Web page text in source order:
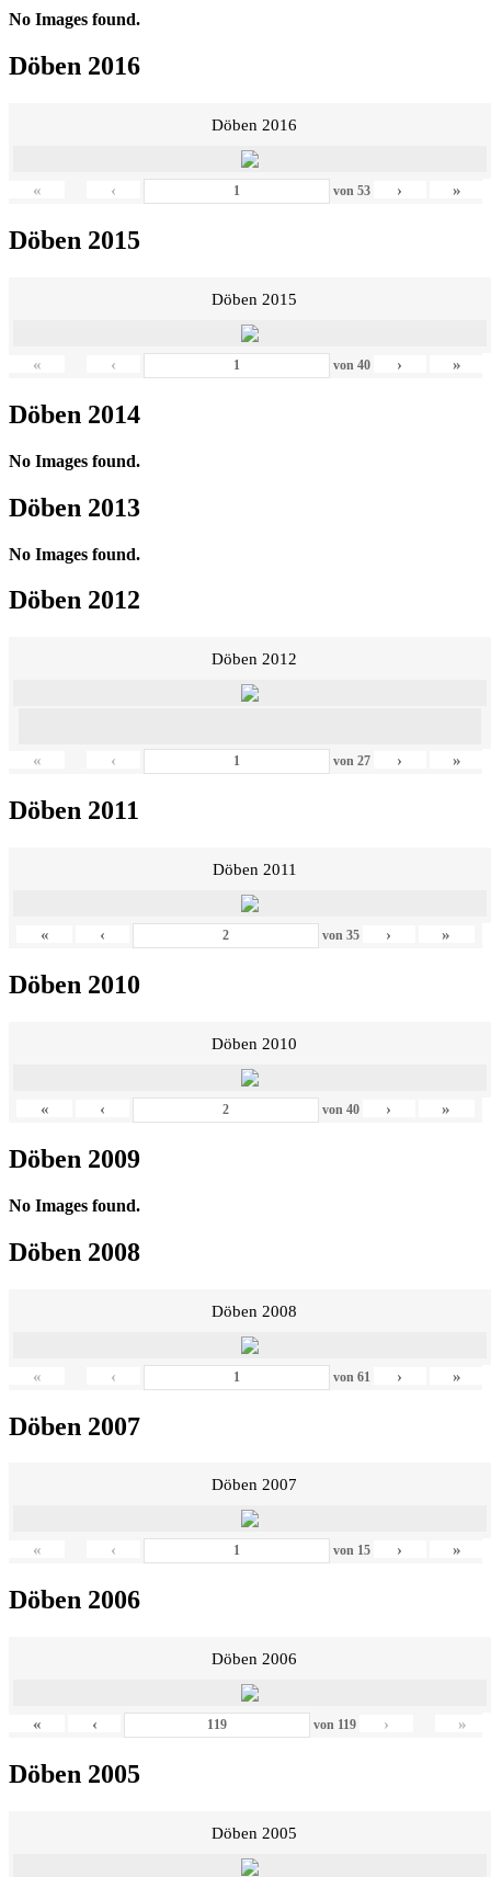
No Images found.
Döben 2016
Döben 2016
« ‹ von 53 › »
Döben 2015
Döben 2015
« ‹ von 40 › »
Döben 2014
No Images found.
Döben 2013
No Images found.
Döben 2012
Döben 2012
« ‹ von 27 › »
Döben 2011
Döben 2011
« ‹ von 35 › »
Döben 2010
Döben 2010
« ‹ von 40 › »
Döben 2009
No Images found.
Döben 2008
Döben 2008
« ‹ von 61 › »
Döben 2007
Döben 2007
« ‹ von 15 › »
Döben 2006
Döben 2006
« ‹ von 119 › »
Döben 2005
Döben 2005